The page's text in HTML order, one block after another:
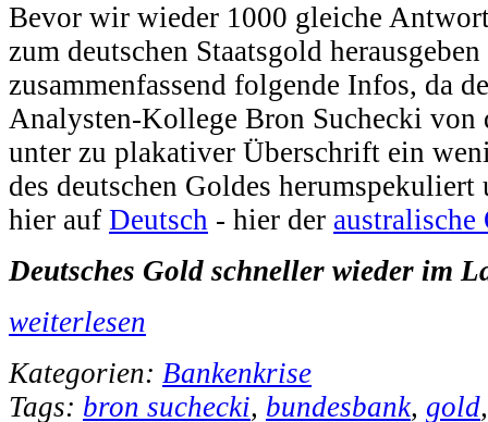
Bevor wir wieder 1000 gleiche
zum deutschen Staatsgold
zusammenfassend folgende Infos, da
Analysten-Kollege Bron Suchecki von
unter zu plakativer Überschrift ein
des deutschen Goldes
hier auf Deutsch - hier der
Deutsches Gold schneller wieder im
weiterlesen
Kategorien: Bankenkrise
Tags: bron suchecki, bundesbank, gold